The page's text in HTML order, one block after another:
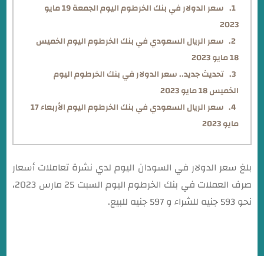
سعر الدولار في بنك الخرطوم اليوم الجمعة 19 مايو
2023
سعر الريال السعودي في بنك الخرطوم اليوم الخميس
18 مايو 2023
تحديث جديد.. سعر الدولار في بنك الخرطوم اليوم
الخميس 18 مايو 2023
سعر الريال السعودي في بنك الخرطوم اليوم الأربعاء 17
مايو 2023
بلغ سعر الدولار في السودان اليوم لدي نشرة تعاملات أسعار
صرف العملات في بنك الخرطوم اليوم السبت 25 مارس 2023،
نحو 593 جنيه للشراء و 597 جنيه للبيع.